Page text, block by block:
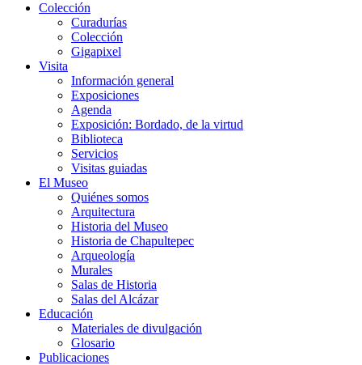
Colección
Curadurías
Colección
Gigapixel
Visita
Información general
Exposiciones
Agenda
Exposición: Bordado, de la virtud
Biblioteca
Servicios
Visitas guiadas
El Museo
Quiénes somos
Arquitectura
Historia del Museo
Historia de Chapultepec
Arqueología
Murales
Salas de Historia
Salas del Alcázar
Educación
Materiales de divulgación
Glosario
Publicaciones